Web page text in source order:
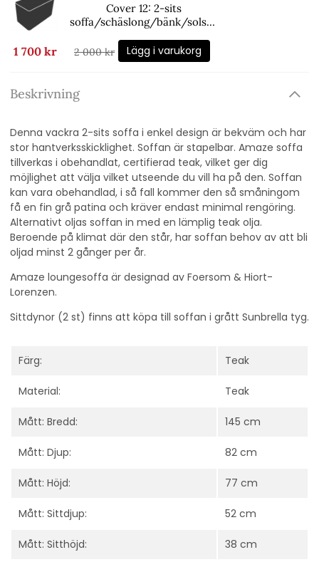
Cover 12: 2-sits
soffa/schäslong/bänk/solsto
1 700 kr 2 000 kr Lägg i varukorg
Beskrivning
Denna vackra 2-sits soffa i enkel design är bekväm och har
stor hantverksskicklighet. Soffan är stapelbar. Amaze soffa
tillverkas i obehandlat, certifierad teak, vilket ger dig
möjlighet att välja vilket utseende du vill ha på den. Soffan
kan vara obehandlad, i så fall kommer den så småningom
få en fin grå patina och kräver endast minimal rengöring.
Alternativt oljas soffan in med en lämplig teak olja.
Beroende på klimat där den står, har soffan behov av att bli
oljad minst 2 gånger per år.
Amaze loungesoffa är designad av Foersom & Hiort-
Lorenzen.
Sittdynor (2 st) finns att köpa till soffan i grått Sunbrella tyg.
Färg: Teak
Material: Teak
Mått: Bredd: 145 cm
Mått: Djup: 82 cm
Mått: Höjd: 77 cm
Mått: Sittdjup: 52 cm
Mått: Sitthöjd: 38 cm